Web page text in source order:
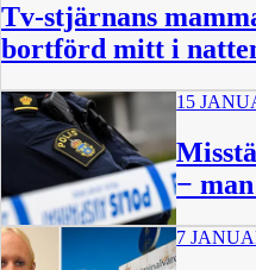
Tv-stjärnans
bortförd mitt i
15
−
7